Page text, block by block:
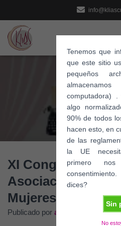
Tenemos que
que este sitio
pequeños
computadora)
algo
90% de todos
hacen esto, en
de las
la UE
primero
dices?
Sin
No
XI Congreso
Asociación de
Mujeres
Publicado por admin 28 julio,